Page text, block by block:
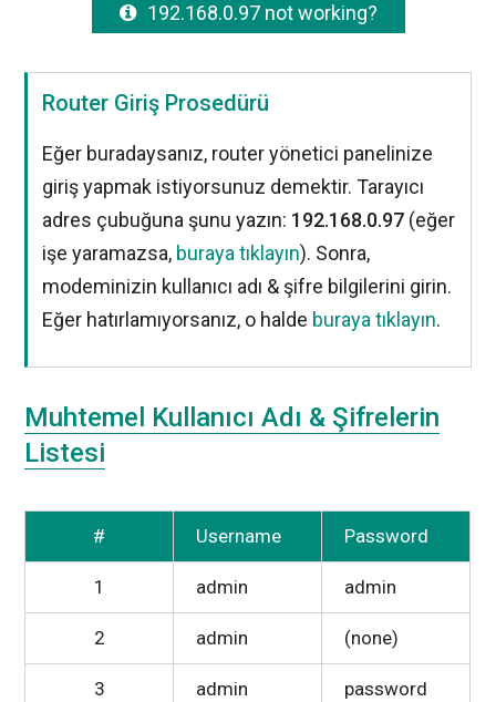
192.168.0.97 not working?
Router Giriş Prosedürü
Eğer buradaysanız, router yönetici panelinize
giriş yapmak istiyorsunuz demektir. Tarayıcı
adres çubuğuna şunu yazın: 192.168.0.97(eğer
işe yaramazsa, buraya tıklayın). Sonra,
modeminizin kullanıcı adı & şifre bilgilerini girin.
Eğer hatırlamıyorsanız, o halde buraya tıklayın.
Muhtemel Kullanıcı Adı & Şifrelerin
Listesi
# Username Password
1 admin admin
2 admin (none)
3 admin password